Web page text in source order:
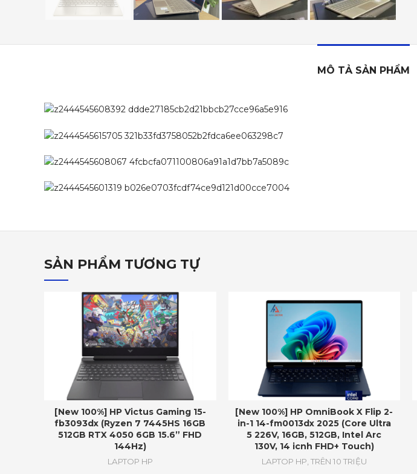
MÔ TẢ SẢN PHẨM
SẢN PHẨM TƯƠNG TỰ
[New 100%] HP Victus Gaming 15-
fb3093dx (Ryzen 7 7445HS 16GB
512GB RTX 4050 6GB 15.6” FHD
144Hz)
LAPTOP HP
[New 100%] HP OmniBook X Flip 2-
in-1 14-fm0013dx 2025 (Core Ultra
5 226V, 16GB, 512GB, Intel Arc
130V, 14 icnh FHD+ Touch)
LAPTOP HP, TRÊN 10 TRIỆU